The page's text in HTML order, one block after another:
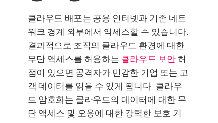
도전 과제
CP를 통한 보안 클라우드
리소스
클라우드 배포는 공용 인터넷과 기존 네트
워크 경계 외부에서 액세스할 수 있습니다.
결과적으로 조직의 클라우드 환경에 대한
무단 액세스를 허용하는 클라우드 보안허
점이 있으면 공격자가 민감한 기업 또는 고
객 데이터를 읽을 수 있게 됩니다. 클라우
드 암호화는 클라우드의 데이터에 대한 무
단 액세스 및 오용에 대한 강력한 보호 기